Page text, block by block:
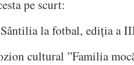
pe scurt:
la fotbal, ediția a
cultural ”Familia